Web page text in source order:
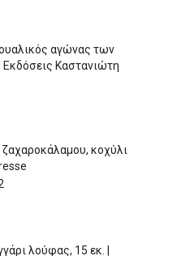
αγώνας των
Εκδόσεις Καστανιώτη
ζαχαροκάλαμου, κοχύλι
λούφας, 15 εκ. |